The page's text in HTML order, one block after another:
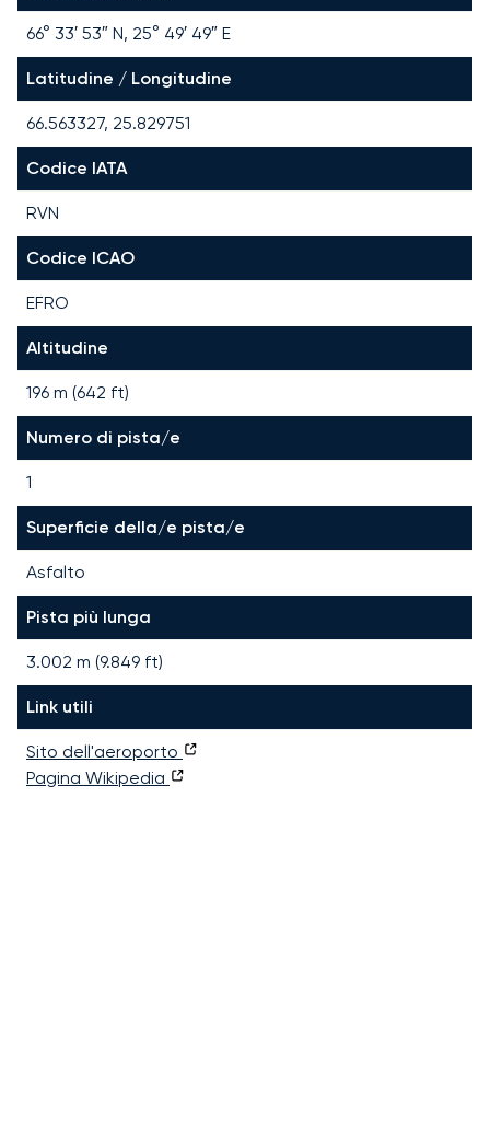
66° 33′ 53″ N, 25° 49′ 49″ E
Latitudine / Longitudine
66.563327, 25.829751
Codice IATA
RVN
Codice ICAO
EFRO
Altitudine
196 m (642 ft)
Numero di pista/e
1
Superficie della/e pista/e
Asfalto
Pista più lunga
3.002 m (9.849 ft)
Link utili
Sito dell'aeroporto
Pagina Wikipedia